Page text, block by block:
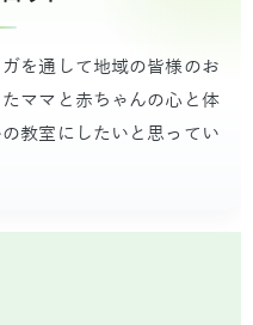
を通して地域の皆様のお
ママと赤ちゃんの心と体
教室にしたいと思ってい